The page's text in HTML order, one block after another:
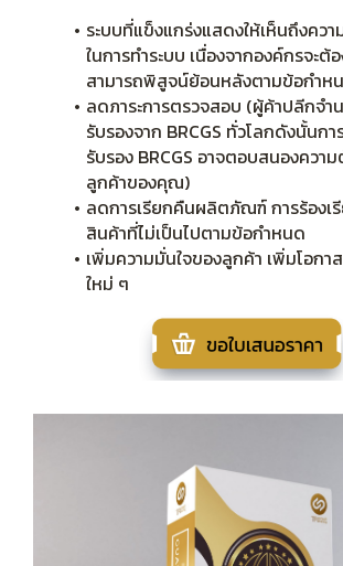
ระบบที่แข็งแกร่งแสดงให้เห็นถึงคว
ในการทำระบบ เนื่องจากองค์กรจะต้
สามารถพิสูจน์ย้อนหลังตามข้อกำห
ลดภาระการตรวจสอบ (ผู้ค้าปลีกจำ
รับรองจาก BRCGS ทั่วโลกดังนั้นก
รับรอง BRCGS อาจตอบสนองควา
ลูกค้าของคุณ)
ลดการเรียกคืนผลิตภัณฑ์ การร้องเ
สินค้าที่ไม่เป็นไปตามข้อกำหนด
เพิ่มความมั่นใจของลูกค้า เพิ่มโอกา
ใหม่ ๆ